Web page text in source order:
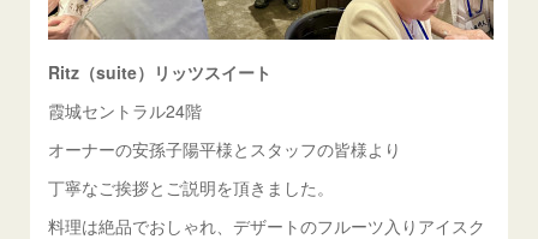
Ritz（suite）リッツスイート
霞城セントラル24階
オーナーの安孫子陽平様とスタッフの皆様より
丁寧なご挨拶とご説明を頂きました。
料理は絶品でおしゃれ、デザートのフルーツ入りアイスク